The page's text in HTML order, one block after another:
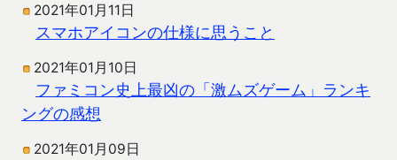
2021年01月11日
スマホアイコンの仕様に思うこと
2021年01月10日
ファミコン史上最凶の「激ムズゲーム」ランキ
ングの感想
2021年01月09日